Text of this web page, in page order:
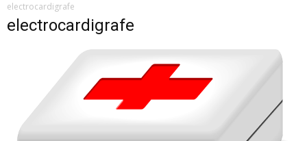
electrocardigrafe
electrocardigrafe